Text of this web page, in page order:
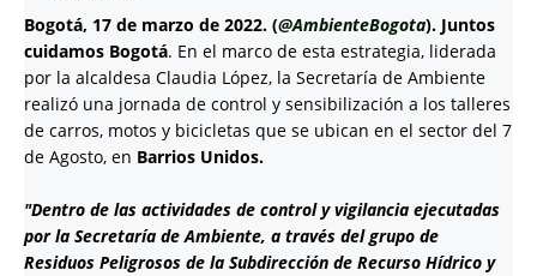
Bogotá, 17 de marzo de 2022. (@AmbienteBogota). Juntos
cuidamos Bogotá. En el marco de esta estrategia, liderada
por la alcaldesa Claudia López, la Secretaría de Ambiente
realizó una jornada de control y sensibilización a los talleres
de carros, motos y bicicletas que se ubican en el sector del 7
de Agosto, en Barrios Unidos.
"Dentro de las actividades de control y vigilancia ejecutadas
por la Secretaría de Ambiente, a través del grupo de
Residuos Peligrosos de la Subdirección de Recurso Hídrico y